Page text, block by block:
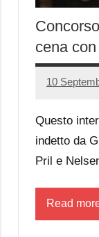
cena
10
Luca
1
Questo
indetto da
Pril e
Read